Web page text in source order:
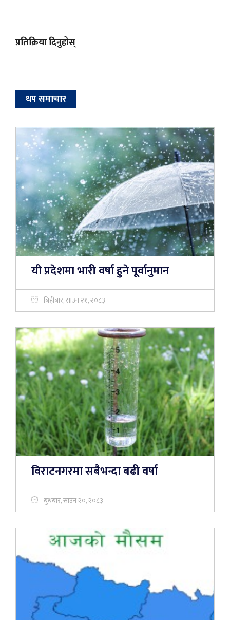
प्रतिक्रिया दिनुहोस्
थप समाचार
यी प्रदेशमा भारी वर्षा हुने पूर्वानुमान
बिहीबार, साउन २१, २०८३
विराटनगरमा सबैभन्दा बढी वर्षा
बुधबार, साउन २०, २०८३